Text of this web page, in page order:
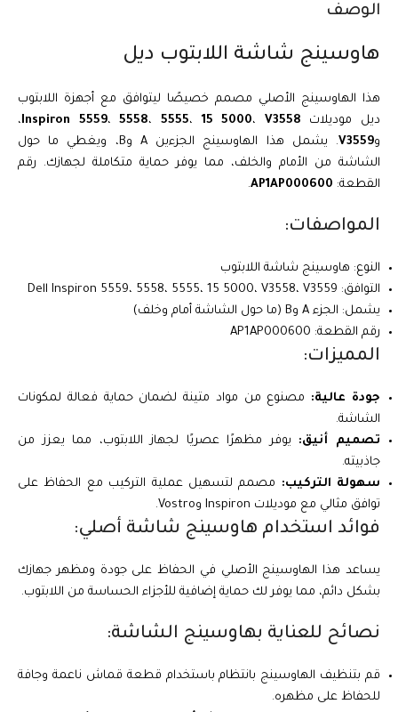
الوصف
هاوسينج شاشة اللابتوب ديل
هذا الهاوسينج الأصلي مصمم خصيصًا ليتوافق مع أجهزة اللابتوب
ديل موديلات
Inspiron 5559،5558، 5555،15 5000، V3558
،
وV3559
. يشمل هذا الهاوسينج الجزءين A وB، ويغطي ما حول
الشاشة من الأمام والخلف، مما يوفر حماية متكاملة لجهازك. رقم
القطعة: AP1AP000600
.
المواصفات:
النوع: هاوسينج شاشة اللابتوب
التوافق: Dell Inspiron 5559، 5558، 5555، 15 5000، V3558، V3559
يشمل: الجزء A وB (ما حول الشاشة أمام وخلف)
رقم القطعة: AP1AP000600
المميزات:
جودة عالية: مصنوع من مواد متينة لضمان حماية فعالة لمكونات
الشاشة.
تصميم أنيق: يوفر مظهرًا عصريًا لجهاز اللابتوب، مما يعزز من
جاذبيته.
سهولة التركيب: مصمم لتسهيل عملية التركيب مع الحفاظ على
توافق مثالي مع موديلات Inspiron وVostro.
فوائد استخدام هاوسينج شاشة أصلي:
يساعد هذا الهاوسينج الأصلي في الحفاظ على جودة ومظهر جهازك
بشكل دائم، مما يوفر لك حماية إضافية للأجزاء الحساسة من اللابتوب.
نصائح للعناية بهاوسينج الشاشة:
قم بتنظيف الهاوسينج بانتظام باستخدام قطعة قماش ناعمة وجافة
للحفاظ على مظهره.